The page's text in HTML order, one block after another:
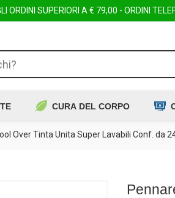
ORDINI SUPERIORI A € 79,00 - ORDINI
CURA DEL CORPO
Over Tinta Unita Super Lavabili Conf. da